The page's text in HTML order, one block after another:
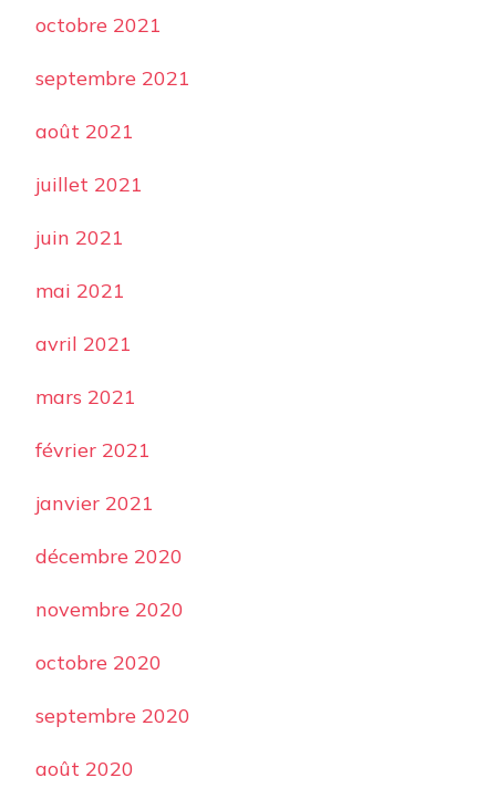
octobre 2021
septembre 2021
août 2021
juillet 2021
juin 2021
mai 2021
avril 2021
mars 2021
février 2021
janvier 2021
décembre 2020
novembre 2020
octobre 2020
septembre 2020
août 2020